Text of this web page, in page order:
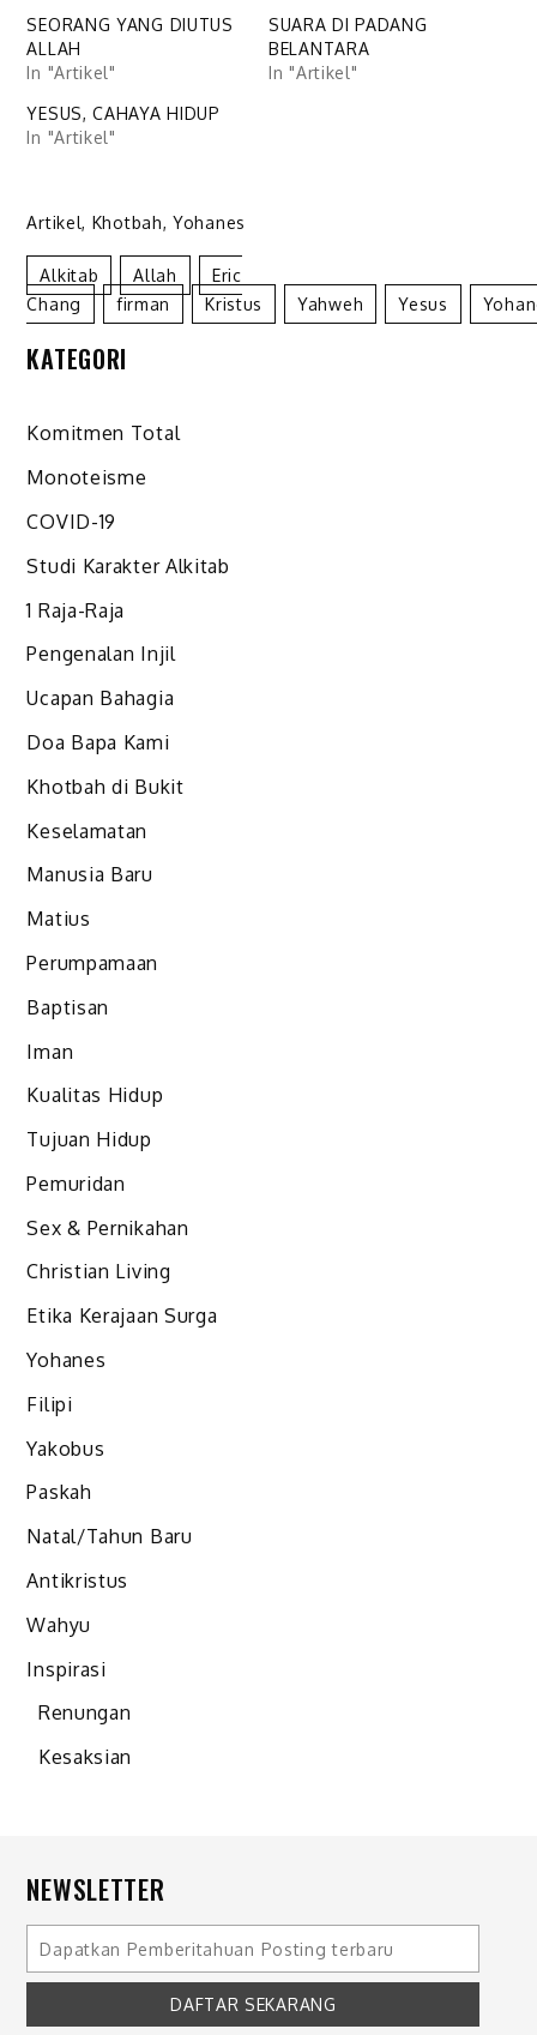
SEORANG YANG DIUTUS
ALLAH
In "Artikel"
SUARA DI PADANG
BELANTARA
In "Artikel"
YESUS, CAHAYA HIDUP
In "Artikel"
Artikel, Khotbah,Yohanes
Alkitab Allah
Eric
Chang
Firman Kristus Yahweh Yesus
KATEGORI
Komitmen Total
Monoteisme
COVID-19
Studi Karakter Alkitab
1 Raja-Raja
Pengenalan Injil
Ucapan Bahagia
Doa Bapa Kami
Khotbah di Bukit
Keselamatan
Manusia Baru
Matius
Perumpamaan
Baptisan
Iman
Kualitas Hidup
Tujuan Hidup
Pemuridan
Sex & Pernikahan
Christian Living
Etika Kerajaan Surga
Yohanes
Filipi
Yakobus
Paskah
Natal/Tahun Baru
Antikristus
Wahyu
Inspirasi
Renungan
Kesaksian
NEWSLETTER